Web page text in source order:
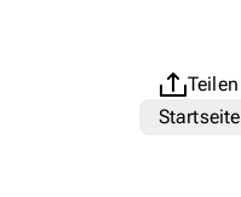
Teilen
Startseite